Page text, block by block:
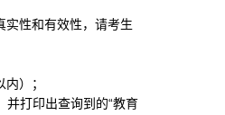
实性和有效性，请考生
）；
并打印出查询到的“教育